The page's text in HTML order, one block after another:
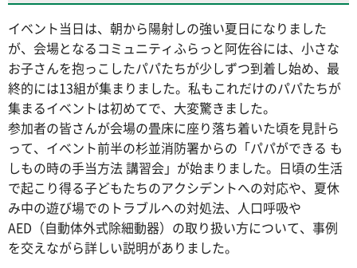
イベント当日は、朝から陽射しの強い夏日になりました
が、会場となるコミュニティふらっと阿佐谷には、小さな
お子さんを抱っこしたパパたちが少しずつ到着し始め、最
終的には13組が集まりました。私もこれだけのパパたちが
集まるイベントは初めてで、大変驚きました。
参加者の皆さんが会場の畳床に座り落ち着いた頃を見計ら
って、イベント前半の杉並消防署からの「パパができる も
しもの時の手当方法 講習会」が始まりました。日頃の生活
で起こり得る子どもたちのアクシデントへの対応や、夏休
み中の遊び場でのトラブルへの対処法、人口呼吸や
AED（自動体外式除細動器）の取り扱い方について、事例
を交えながら詳しい説明がありました。